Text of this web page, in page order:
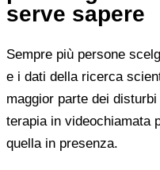
serve sapere
Sempre più persone
e i dati della ricerca
maggior parte dei
terapia in videochiamata
quella in presenza.